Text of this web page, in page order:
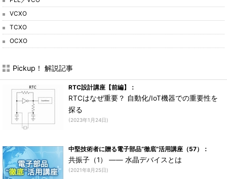
VCXO
TCXO
OCXO
Pickup！ 解説記事
RTC設計講座【前編】：
RTCはなぜ重要？ 自動化/IoT機器での重要性を
探る
(2023年1月24日)
中堅技術者に贈る電子部品“徹底”活用講座（57）：
共振子（1） ―― 水晶デバイスとは
(2021年8月25日)